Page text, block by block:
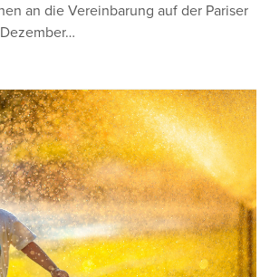
an die Vereinbarung auf der Pariser